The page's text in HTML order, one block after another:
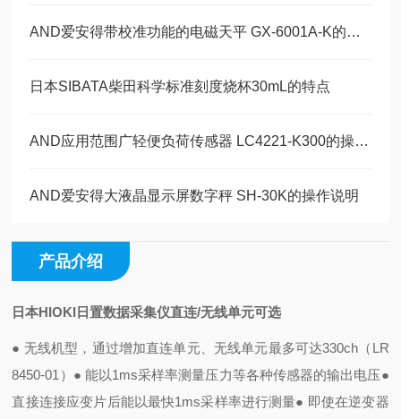
AND爱安得带校准功能的电磁天平 GX-6001A-K的操作使用
日本SIBATA柴田科学标准刻度烧杯30mL的特点
AND应用范围广轻便负荷传感器 LC4221-K300的操作使用
AND爱安得大液晶显示屏数字秤 SH-30K的操作说明
产品介绍
日本HIOKI日置数据采集仪直连/无线单元可选
● 无线机型，通过增加直连单元、无线单元最多可达330ch（LR
8450-01） ● 能以1ms采样率测量压力等各种传感器的输出电压●
直接连接应变片后能以最快1ms采样率进行测量● 即使在逆变器